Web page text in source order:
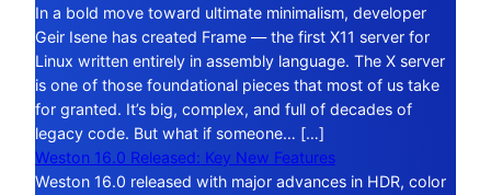
In a bold move toward ultimate minimalism, developer
Geir Isene has created Frame — the first X11 server for
Linux written entirely in assembly language. The X server
is one of those foundational pieces that most of us take
for granted. It’s big, complex, and full of decades of
legacy code. But what if someone… […]
Weston 16.0 Released: Key New Features
Weston 16.0 released with major advances in HDR, color